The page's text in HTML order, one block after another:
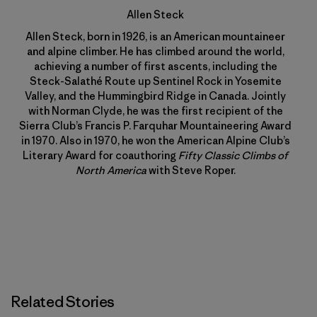
Allen Steck
Allen Steck, born in 1926, is an American mountaineer
and alpine climber. He has climbed around the world,
achieving a number of first ascents, including the
Steck-Salathé Route up Sentinel Rock in Yosemite
Valley, and the Hummingbird Ridge in Canada. Jointly
with Norman Clyde, he was the first recipient of the
Sierra Club’s Francis P. Farquhar Mountaineering Award
in 1970. Also in 1970, he won the American Alpine Club’s
Literary Award for coauthoring Fifty Classic Climbs of
North Americawith Steve Roper.
Related Stories